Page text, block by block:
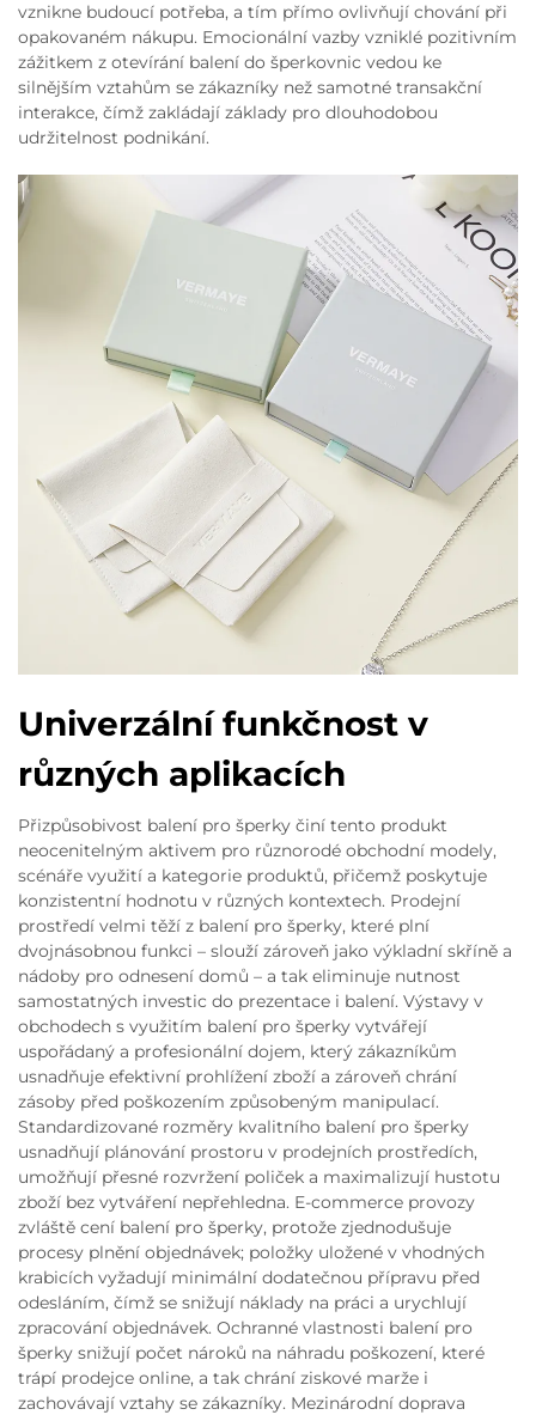
vznikne budoucí potřeba, a tím přímo ovlivňují chování při
opakovaném nákupu. Emocionální vazby vzniklé pozitivním
zážitkem z otevírání balení do šperkovnic vedou ke
silnějším vztahům se zákazníky než samotné transakční
interakce, čímž zakládají základy pro dlouhodobou
udržitelnost podnikání.
Univerzální funkčnost v
různých aplikacích
Přizpůsobivost balení pro šperky činí tento produkt
neocenitelným aktivem pro různorodé obchodní modely,
scénáře využití a kategorie produktů, přičemž poskytuje
konzistentní hodnotu v různých kontextech. Prodejní
prostředí velmi těží z balení pro šperky, které plní
dvojnásobnou funkci – slouží zároveň jako výkladní skříně a
nádoby pro odnesení domů – a tak eliminuje nutnost
samostatných investic do prezentace i balení. Výstavy v
obchodech s využitím balení pro šperky vytvářejí
uspořádaný a profesionální dojem, který zákazníkům
usnadňuje efektivní prohlížení zboží a zároveň chrání
zásoby před poškozením způsobeným manipulací.
Standardizované rozměry kvalitního balení pro šperky
usnadňují plánování prostoru v prodejních prostředích,
umožňují přesné rozvržení poliček a maximalizují hustotu
zboží bez vytváření nepřehledna. E-commerce provozy
zvláště cení balení pro šperky, protože zjednodušuje
procesy plnění objednávek; položky uložené v vhodných
krabicích vyžadují minimální dodatečnou přípravu před
odesláním, čímž se snižují náklady na práci a urychlují
zpracování objednávek. Ochranné vlastnosti balení pro
šperky snižují počet nároků na náhradu poškození, které
trápí prodejce online, a tak chrání ziskové marže i
zachovávají vztahy se zákazníky. Mezinárodní doprava